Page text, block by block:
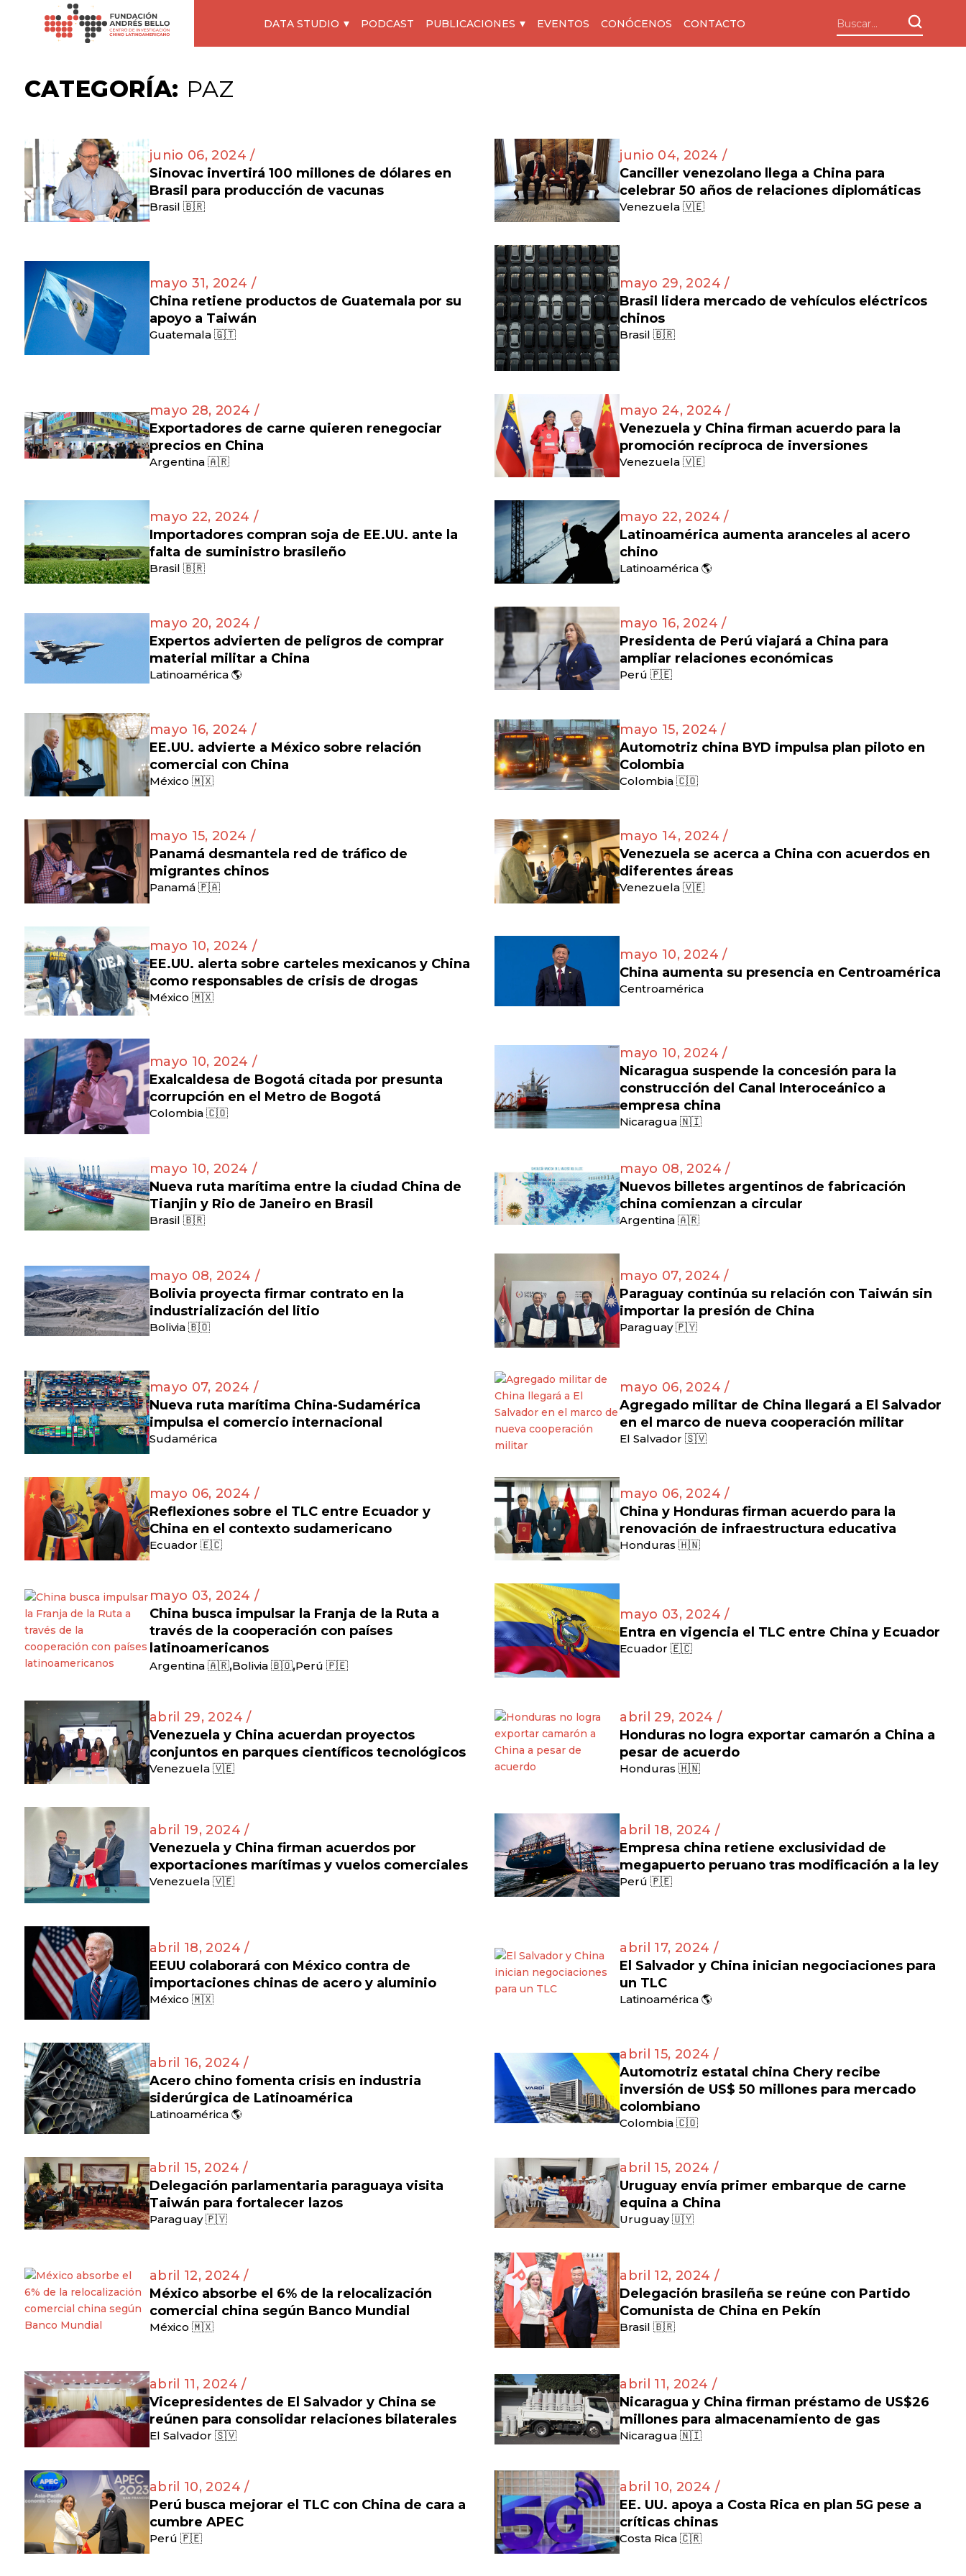
DATA STUDIO PODCAST PUBLICACIONES EVENTOS CONÓCENOS CONTACTO
CATEGORÍA: PAZ
junio 06, 2024 /
Sinovac invertirá 100 millones de dólares en
Brasil para producción de vacunas
Brasil 🇧🇷
junio 04, 2024 /
Canciller venezolano llega a China para
celebrar 50 años de relaciones diplomáticas
Venezuela 🇻🇪
mayo 31, 2024 /
China retiene productos de Guatemala por su
apoyo a Taiwán
Guatemala 🇬🇹
mayo 29, 2024 /
Brasil lidera mercado de vehículos eléctricos
chinos
Brasil 🇧🇷
mayo 28, 2024 /
Exportadores de carne quieren renegociar
precios en China
Argentina 🇦🇷
mayo 24, 2024 /
Venezuela y China firman acuerdo para la
promoción recíproca de inversiones
Venezuela 🇻🇪
mayo 22, 2024 /
Importadores compran soja de EE.UU. ante la
falta de suministro brasileño
Brasil 🇧🇷
mayo 22, 2024 /
Latinoamérica aumenta aranceles al acero
chino
Latinoamérica 🌎
mayo 20, 2024 /
Expertos advierten de peligros de comprar
material militar a China
Latinoamérica 🌎
mayo 16, 2024 /
Presidenta de Perú viajará a China para
ampliar relaciones económicas
Perú 🇵🇪
mayo 16, 2024 /
EE.UU. advierte a México sobre relación
comercial con China
México 🇲🇽
mayo 15, 2024 /
Automotriz china BYD impulsa plan piloto en
Colombia
Colombia 🇨🇴
mayo 15, 2024 /
Panamá desmantela red de tráfico de
migrantes chinos
Panamá 🇵🇦
mayo 14, 2024 /
Venezuela se acerca a China con acuerdos en
diferentes áreas
Venezuela 🇻🇪
mayo 10, 2024 /
EE.UU. alerta sobre carteles mexicanos y China
como responsables de crisis de drogas
México 🇲🇽
mayo 10, 2024 /
China aumenta su presencia en Centroamérica
Centroamérica
mayo 10, 2024 /
Exalcaldesa de Bogotá citada por presunta
corrupción en el Metro de Bogotá
Colombia 🇨🇴
mayo 10, 2024 /
Nicaragua suspende la concesión para la
construcción del Canal Interoceánico a
empresa china
Nicaragua 🇳🇮
mayo 10, 2024 /
Nueva ruta marítima entre la ciudad China de
Tianjin y Rio de Janeiro en Brasil
Brasil 🇧🇷
mayo 08, 2024 /
Nuevos billetes argentinos de fabricación
china comienzan a circular
Argentina 🇦🇷
mayo 08, 2024 /
Bolivia proyecta firmar contrato en la
industrialización del litio
Bolivia 🇧🇴
mayo 07, 2024 /
Paraguay continúa su relación con Taiwán sin
importar la presión de China
Paraguay 🇵🇾
mayo 07, 2024 /
Nueva ruta marítima China-Sudamérica
impulsa el comercio internacional
Sudamérica
mayo 06, 2024 /
Agregado militar de China llegará a El Salvador
en el marco de nueva cooperación militar
El Salvador 🇸🇻
mayo 06, 2024 /
Reflexiones sobre el TLC entre Ecuador y
China en el contexto sudamericano
Ecuador 🇪🇨
mayo 06, 2024 /
China y Honduras firman acuerdo para la
renovación de infraestructura educativa
Honduras 🇭🇳
mayo 03, 2024 /
China busca impulsar la Franja de la Ruta a
través de la cooperación con países
latinoamericanos
Argentina 🇦🇷,Bolivia 🇧🇴,Perú 🇵🇪
mayo 03, 2024 /
Entra en vigencia el TLC entre China y Ecuador
Ecuador 🇪🇨
abril 29, 2024 /
Venezuela y China acuerdan proyectos
conjuntos en parques científicos tecnológicos
Venezuela 🇻🇪
abril 29, 2024 /
Honduras no logra exportar camarón a China a
pesar de acuerdo
Honduras 🇭🇳
abril 19, 2024 /
Venezuela y China firman acuerdos por
exportaciones marítimas y vuelos comerciales
Venezuela 🇻🇪
abril 18, 2024 /
Empresa china retiene exclusividad de
megapuerto peruano tras modificación a la ley
Perú 🇵🇪
abril 18, 2024 /
EEUU colaborará con México contra de
importaciones chinas de acero y aluminio
México 🇲🇽
abril 17, 2024 /
El Salvador y China inician negociaciones para
un TLC
Latinoamérica 🌎
abril 16, 2024 /
Acero chino fomenta crisis en industria
siderúrgica de Latinoamérica
Latinoamérica 🌎
abril 15, 2024 /
Automotriz estatal china Chery recibe
inversión de US$ 50 millones para mercado
colombiano
Colombia 🇨🇴
abril 15, 2024 /
Delegación parlamentaria paraguaya visita
Taiwán para fortalecer lazos
Paraguay 🇵🇾
abril 15, 2024 /
Uruguay envía primer embarque de carne
equina a China
Uruguay 🇺🇾
abril 12, 2024 /
México absorbe el 6% de la relocalización
comercial china según Banco Mundial
México 🇲🇽
abril 12, 2024 /
Delegación brasileña se reúne con Partido
Comunista de China en Pekín
Brasil 🇧🇷
abril 11, 2024 /
Vicepresidentes de El Salvador y China se
reúnen para consolidar relaciones bilaterales
El Salvador 🇸🇻
abril 11, 2024 /
Nicaragua y China firman préstamo de US$26
millones para almacenamiento de gas
Nicaragua 🇳🇮
abril 10, 2024 /
Perú busca mejorar el TLC con China de cara a
cumbre APEC
Perú 🇵🇪
abril 10, 2024 /
EE. UU. apoya a Costa Rica en plan 5G pese a
críticas chinas
Costa Rica 🇨🇷